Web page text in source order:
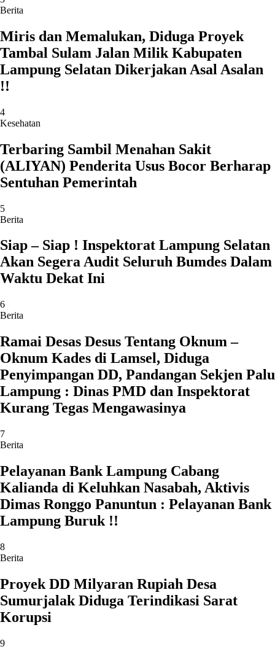
Berita
Miris dan Memalukan, Diduga Proyek
Tambal Sulam Jalan Milik Kabupaten
Lampung Selatan Dikerjakan Asal Asalan
!!
4
Kesehatan
Terbaring Sambil Menahan Sakit
(ALIYAN) Penderita Usus Bocor Berharap
Sentuhan Pemerintah
5
Berita
Siap – Siap ! Inspektorat Lampung Selatan
Akan Segera Audit Seluruh Bumdes Dalam
Waktu Dekat Ini
6
Berita
Ramai Desas Desus Tentang Oknum –
Oknum Kades di Lamsel, Diduga
Penyimpangan DD, Pandangan Sekjen Palu
Lampung : Dinas PMD dan Inspektorat
Kurang Tegas Mengawasinya
7
Berita
Pelayanan Bank Lampung Cabang
Kalianda di Keluhkan Nasabah, Aktivis
Dimas Ronggo Panuntun : Pelayanan Bank
Lampung Buruk !!
8
Berita
Proyek DD Milyaran Rupiah Desa
Sumurjalak Diduga Terindikasi Sarat
Korupsi
9